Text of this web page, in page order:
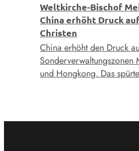
Weltkirche-Bischof
China erhöht Druck
Christen
China erhöht den Druck
Sonderverwaltungszonen
und Hongkong. Das